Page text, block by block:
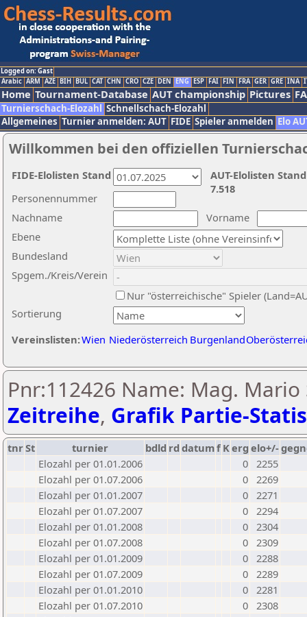
Logged on: Gast
Arabic ARM AZE BIH BUL CAT CHN CRO CZE DEN ENG ESP FAI FIN FRA GER GRE INA
Home Tournament-Database AUT championship Pictures
Turnierschach-Elozahl Schnellschach-Elozahl
Allgemeines Turnier anmelden: AUT FIDE Spieler anmelden Elo
Willkommen bei den offiziellen
Nachname
Vorname
Ebene
Sortierung
Personennummer
Bundesland
Spgem./Kreis/Verein
Nur "österreichische" Spieler
Vereinslisten:Wien Niederösterreich Burgenland
AUT-Elolisten
7.518
FIDE-Elolisten Stand
Pnr:112426 Name: Mag. Mario
Zeitreihe, Grafik Partie-
tnrSt turnier bdld rd datumf Kerg elo+/-
Elozahl per 01.01.2006
0 2255
Elozahl per 01.07.2006
0 2269
Elozahl per 01.01.2007
0 2271
Elozahl per 01.07.2007
0 2294
Elozahl per 01.01.2008
0 2304
Elozahl per 01.07.2008
0 2309
Elozahl per 01.01.2009
0 2288
Elozahl per 01.07.2009
0 2289
Elozahl per 01.01.2010
0 2281
Elozahl per 01.07.2010
0 2308